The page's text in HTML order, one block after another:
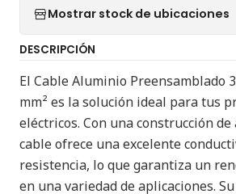
Mostrar stock de ubicaciones
DESCRIPCIÓN
El Cable Aluminio Preensamblado
mm² es la solución ideal para tus
eléctricos. Con una construcción
cable ofrece una excelente
resistencia, lo que garantiza un
en una variedad de aplicaciones.